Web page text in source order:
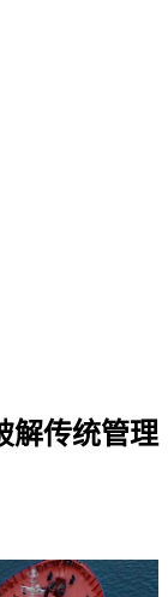
解传统管理